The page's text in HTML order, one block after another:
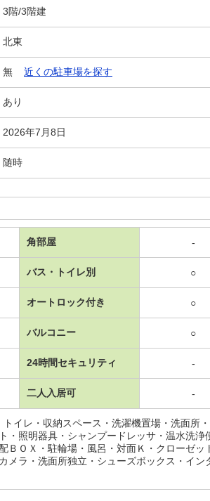
3階/3階建
北東
無 近くの駐車場を探す
あり
2026年7月8日
随時
角部屋 -
バス・トイレ別 ○
オートロック付き ○
バルコニー ○
24時間セキュリティ -
二人入居可 -
イレ・収納スペース・洗濯機置場・洗面所
照明器具・シャンプードレッサ・温水洗浄
ＢＯＸ・駐輪場・風呂・対面Ｋ・クローゼッ
メラ・洗面所独立・シューズボックス・イン